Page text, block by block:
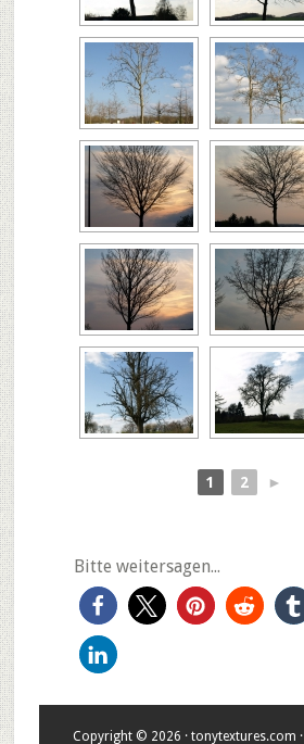
1 2 ►
Bitte weitersagen...
Copyright © 2026 · tonytextures.com